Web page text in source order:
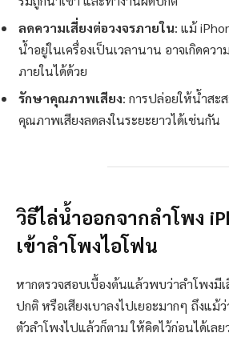
ลดความเสี่ยงต่อวงจรภายใน: แม้
น้ำอยู่ในเครื่องเป็นเวลานาน อาจเกิดควา
ภายในได้ด้วย
รักษาคุณภาพเสียง: การปล่อยให้น้ำสะ
คุณภาพเสียงลดลงในระยะยาวได้เช่นกัน
วิธีไล่น้ำออกจากลำโพง
เข้าลำโพงไอโฟน
หากตรวจสอบเบื้องต้นแล้วพบว่าลำโพงมี
ปกติ หรือเสียงเบาลงไปเยอะมากๆ ถึงแม้
ตัวลำโพงไปแล้วก็ตาม ให้คิดไว้ก่อนได้เลย